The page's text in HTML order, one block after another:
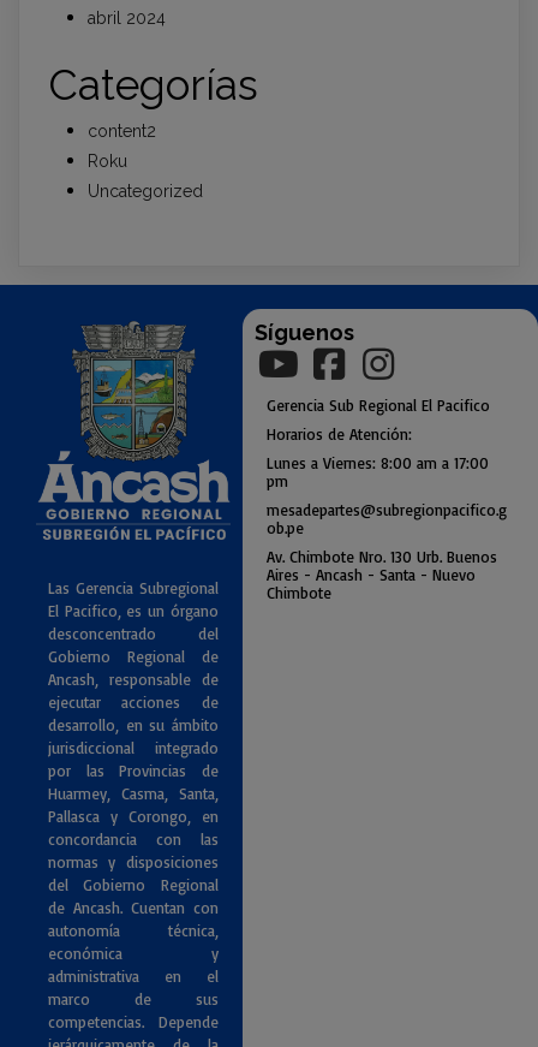
abril 2024
Categorías
content2
Roku
Uncategorized
Las Gerencia Subregional
El Pacifico, es un órgano
desconcentrado del
Gobierno Regional de
Ancash, responsable de
ejecutar acciones de
desarrollo, en su ámbito
jurisdiccional integrado
por las Provincias de
Huarmey, Casma, Santa,
Pallasca y Corongo, en
concordancia con las
normas y disposiciones
del Gobierno Regional
de Ancash. Cuentan con
autonomía técnica,
económica y
administrativa en el
marco de sus
competencias. Depende
Síguenos
Gerencia Sub Regional El Pacifico
Horarios de Atención:
Lunes a Viernes: 8:00 am a 17:00
pm
mesadepartes@subregionpacifico.g
ob.pe
Av. Chimbote Nro. 130 Urb. Buenos
Aires - Ancash - Santa - Nuevo
Chimbote